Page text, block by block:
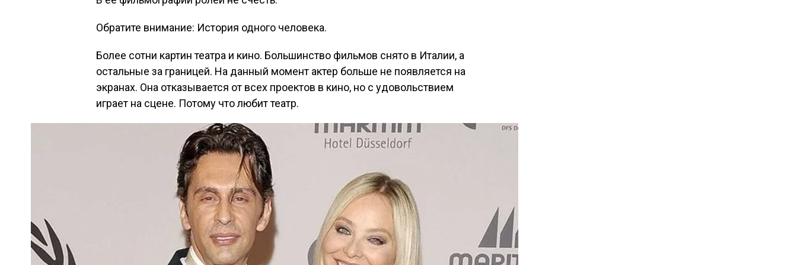
Обратите внимание: История одного человека.
Более сотни картин театра и кино. Большинство фильмов снято в Италии, а
остальные за границей. На данный момент актер больше не появляется на
экранах. Она отказывается от всех проектов в кино, но с удовольствием
играет на сцене. Потому что любит театр.